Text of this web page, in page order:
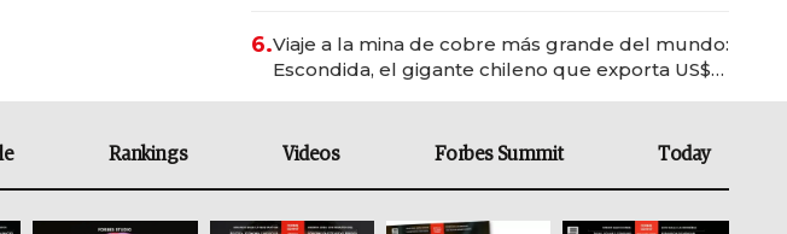
6.Viaje a la mina de cobre más grande del mundo:
Escondida, el gigante chileno que exporta US$
Rankings Videos Forbes Summit Today